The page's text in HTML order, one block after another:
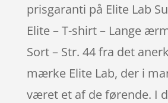
prisgaranti på Elite Lab
Elite – T-shirt – Lange
Sort – Str. 44 fra det
mærke Elite Lab, der i
været et af de førende. I